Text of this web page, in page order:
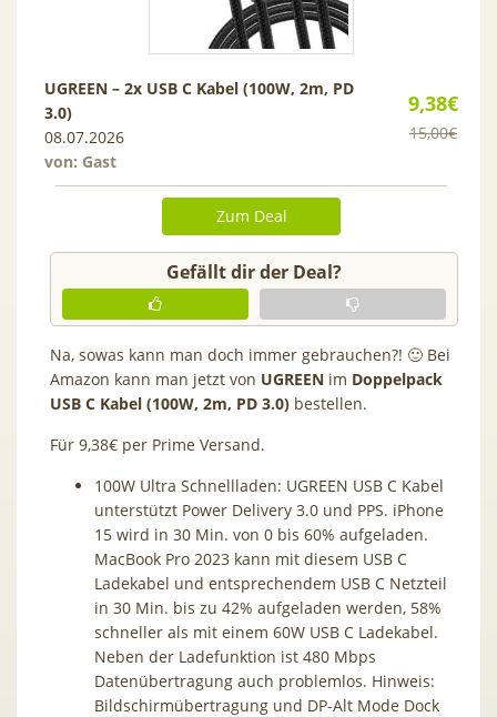
9,38€
15,00€
UGREEN – 2x USB C Kabel (100W, 2m, PD
3.0)
08.07.2026
von: Gast
Zum Deal
Gefällt dir der Deal?
Na, sowas kann man doch immer gebrauchen?! 🙂 Bei
Amazon kann man jetzt von UGREEN im Doppelpack
USB C Kabel (100W, 2m, PD 3.0) bestellen.
Für 9,38€ per Prime Versand.
100W Ultra Schnellladen: UGREEN USB C Kabel
unterstützt Power Delivery 3.0 und PPS. iPhone
15 wird in 30 Min. von 0 bis 60% aufgeladen.
MacBook Pro 2023 kann mit diesem USB C
Ladekabel und entsprechendem USB C Netzteil
in 30 Min. bis zu 42% aufgeladen werden, 58%
schneller als mit einem 60W USB C Ladekabel.
Neben der Ladefunktion ist 480 Mbps
Datenübertragung auch problemlos. Hinweis:
Bildschirmübertragung und DP-Alt Mode Dock